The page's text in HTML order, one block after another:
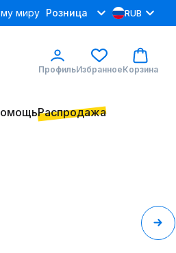
миру Розница RUB
ПрофильИзбранноеКорзина
Распродажа